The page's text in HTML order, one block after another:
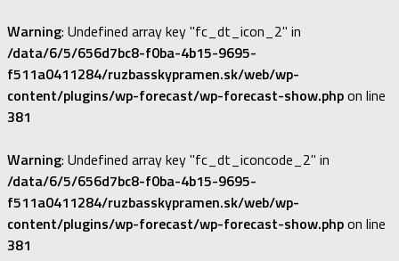
Warning: Undefined array key "fc_dt_icon_2" in
/data/6/5/656d7bc8-f0ba-4b15-9695-
f511a0411284/ruzbasskypramen.sk/web/wp-
content/plugins/wp-forecast/wp-forecast-show.phpon line
381
Warning: Undefined array key "fc_dt_iconcode_2" in
/data/6/5/656d7bc8-f0ba-4b15-9695-
f511a0411284/ruzbasskypramen.sk/web/wp-
content/plugins/wp-forecast/wp-forecast-show.phpon line
381